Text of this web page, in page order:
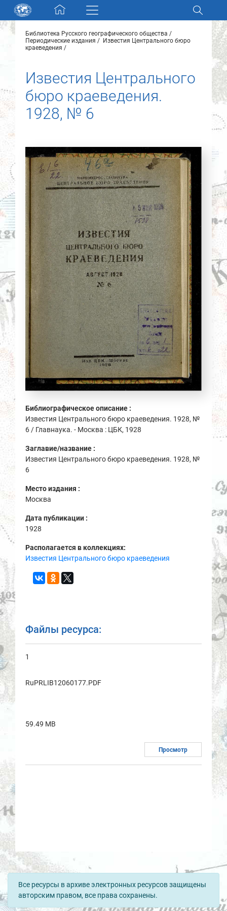
Skip navigation
Разделы и коллекции
Новости
О нас
Контакты
Партнеры
Библиотека Русского географического общества
Периодические издания
Известия Центрального бюро
краеведения
Известия Центрального
бюро краеведения.
1928, № 6
Библиографическое описание :
Известия Центрального бюро краеведения. 1928, №
6 / Главнаука. - Москва : ЦБК, 1928
Заглавие/название :
Известия Центрального бюро краеведения. 1928, №
6
Место издания :
Москва
Дата публикации :
1928
Располагается в коллекциях:
Известия Центрального бюро краеведения
Файлы ресурса:
1
RuPRLIB12060177.PDF
59.49 MB
Просмотр
Все ресурсы в архиве электронных ресурсов защищены
авторским правом, все права сохранены.